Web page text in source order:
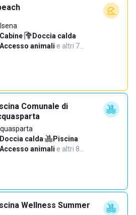
Cabine· Doccia calda·
Accesso animali·e altri 7…
Comunale di
Doccia calda· Piscina·
Accesso animali·e altri 8…
Wellness Summer